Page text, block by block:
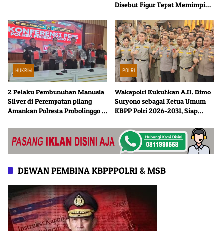
Disebut Figur Tepat Memimpin
HUKRIM
2 Pelaku Pembunuhan Manusia
Silver di Perempatan pilang
Amankan Polresta Probolinggo 1
POLRI
Wakapolri Kukuhkan A.H. Bimo
Suryono sebagai Ketua Umum
KBPP Polri 2026–2031, Siap
DEWAN PEMBINA KBPPPOLRI & MSB